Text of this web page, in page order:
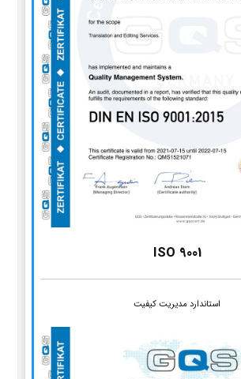
ISO 9001
استاندارد مدیریت کیفیت